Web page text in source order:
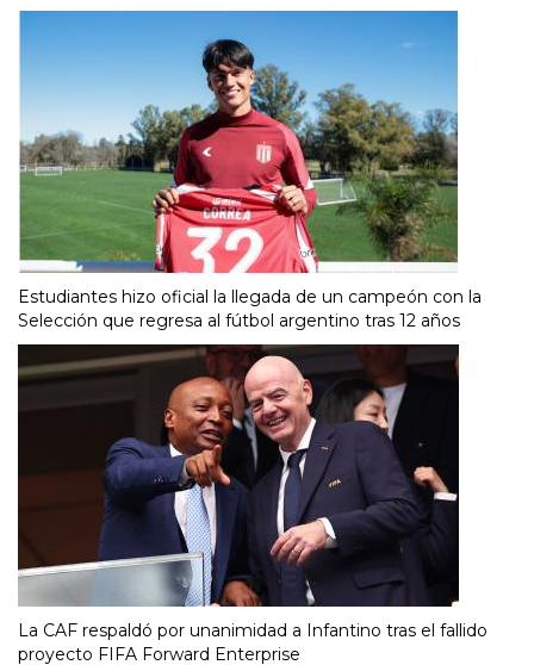
Estudiantes hizo oficial la llegada de un campeón con la
Selección que regresa al fútbol argentino tras 12 años
La CAF respaldó por unanimidad a Infantino tras el fallido
proyecto FIFA Forward Enterprise